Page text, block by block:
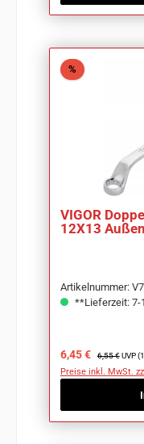
%Rabatt
VIGOR
12X13
Artikelnummer:
**Lieferzeit: 7-
Verkaufspreis:
6,45 € Regulärer
6,55 € UVP
Preise inkl. MwSt.